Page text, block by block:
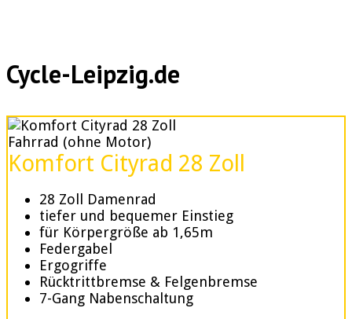
Cycle-Leipzig.de
Fahrrad (ohne Motor)
Komfort Cityrad 28 Zoll
28 Zoll Damenrad
tiefer und bequemer Einstieg
für Körpergröße ab 1,65m
Federgabel
Ergogriffe
Rücktrittbremse & Felgenbremse
7-Gang Nabenschaltung